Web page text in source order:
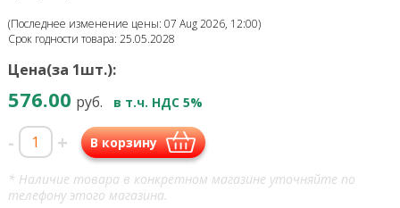
(Последнее изменение цены: 07 Aug 2026, 12:00)
Срок годности товара: 25.05.2028
Цена(за 1шт.):
576.00 руб. в т.ч. НДС 5%
- + В корзину
* Наличие товара в конкретном магазине уточняйте по
телефону этого магазина.